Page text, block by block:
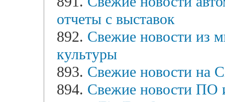
отчеты с выставок
892. Свежие новости из
культуры
893. Свежие новости на
894. Свежие новости ПО